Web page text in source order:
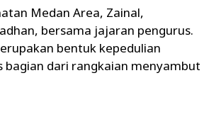
Medan Area, Zainal,
bersama jajaran pengurus.
bentuk kepedulian
bagian dari rangkaian menyambut